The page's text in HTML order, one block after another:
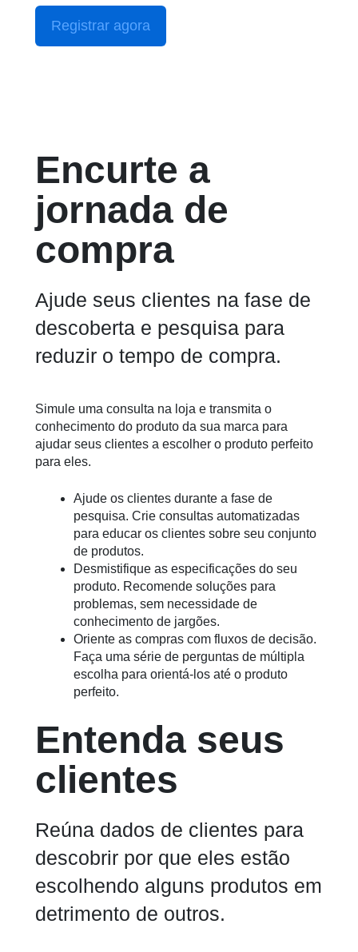
Registrar agora
Encurte a
jornada de
compra
Ajude seus clientes na fase de
descoberta e pesquisa para
reduzir o tempo de compra.
Simule uma consulta na loja e transmita o
conhecimento do produto da sua marca para
ajudar seus clientes a escolher o produto perfeito
para eles.
Ajude os clientes durante a fase de
pesquisa. Crie consultas automatizadas
para educar os clientes sobre seu conjunto
de produtos.
Desmistifique as especificações do seu
produto. Recomende soluções para
problemas, sem necessidade de
conhecimento de jargões.
Oriente as compras com fluxos de decisão.
Faça uma série de perguntas de múltipla
escolha para orientá-los até o produto
perfeito.
Entenda seus
clientes
Reúna dados de clientes para
descobrir por que eles estão
escolhendo alguns produtos em
detrimento de outros.